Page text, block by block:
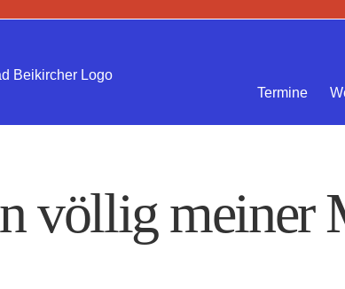
Termine
völlig meiner